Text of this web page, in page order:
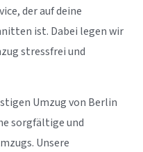
der auf deine
ist. Dabei legen wir
stressfrei und
Umzug von Berlin
sorgfältige und
Unsere